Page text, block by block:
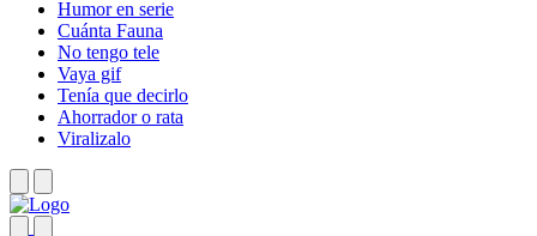
Humor en serie
Cuánta Fauna
No tengo tele
Vaya gif
Tenía que decirlo
Ahorrador o rata
Viralizalo